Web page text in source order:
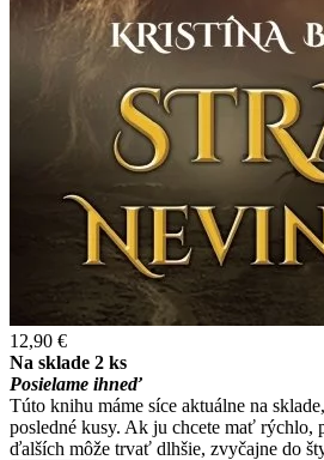
12,90 €
Na sklade 2 ks
Posielame ihneď
Túto knihu máme síce aktuálne na
posledné kusy. Ak ju chcete mať rýchlo,
ďalších môže trvať dlhšie, zvyčajne do